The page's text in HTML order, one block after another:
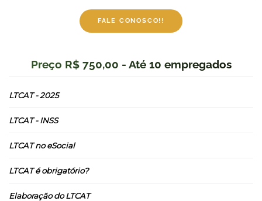
FALE CONOSCO!!
Preço R$ 750,00 - Até 10 empregados
LTCAT - 2025
LTCAT - INSS
LTCAT no eSocial
LTCAT é obrigatório?
Elaboração do LTCAT